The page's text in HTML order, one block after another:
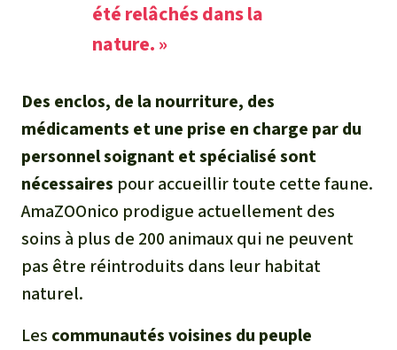
été relâchés dans la
nature. »
Des enclos, de la nourriture, des
médicaments et une prise en charge par du
personnel soignant et spécialisé sont
nécessaires pour accueillir toute cette faune.
AmaZOOnico prodigue actuellement des
soins à plus de 200 animaux qui ne peuvent
pas être réintroduits dans leur habitat
naturel.
Les communautés voisines du peuple